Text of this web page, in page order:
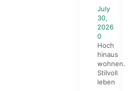
July
30,
2026
0
Hoch
hinaus
wohnen.
Stilvoll
leben